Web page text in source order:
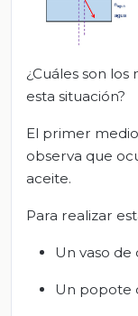
¿Cuáles son
esta situación?
El primer
observa que
aceite.
Para realizar
Un vaso de
Un popote